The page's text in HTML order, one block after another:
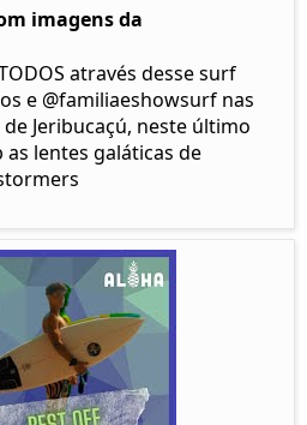
imagens da
através desse surf
e @familiaeshowsurf nas
Jeribucaçú, neste último
lentes galáticas de